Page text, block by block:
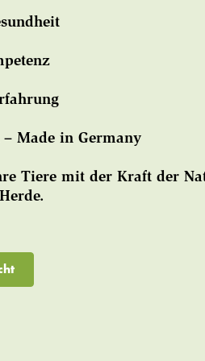
Made in Germany
Tiere mit der Kraft der